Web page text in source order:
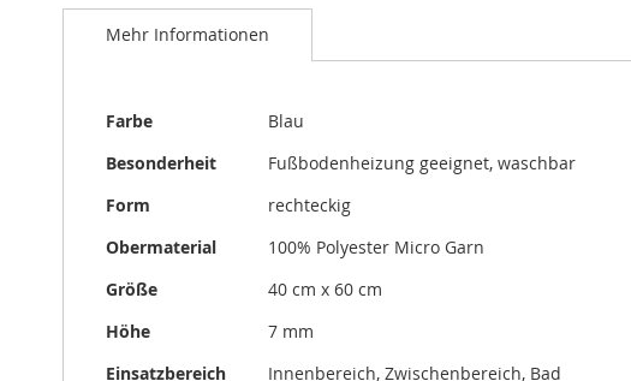
Anfang
Mehr Informationen
Mehr
Farbe
Blau
Besonderheit
Fußbodenheizung geeignet, waschbar
Form
rechteckig
Obermaterial
100% Polyester Micro Garn
Größe
40 cm x 60 cm
Höhe
7 mm
Einsatzbereich
Innenbereich, Zwischenbereich, Bad